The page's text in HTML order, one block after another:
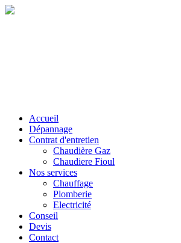
Accueil
Dépannage
Contrat d'entretien
Chaudière Gaz
Chaudiere Fioul
Nos services
Chauffage
Plomberie
Electricité
Conseil
Devis
Contact